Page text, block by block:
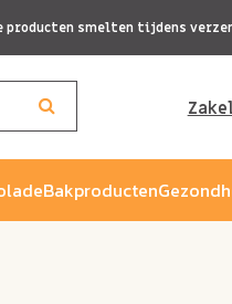
producten smelten tijdens
Bakproducten